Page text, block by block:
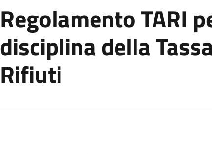
Regolamento TARI
disciplina della
Rifiuti